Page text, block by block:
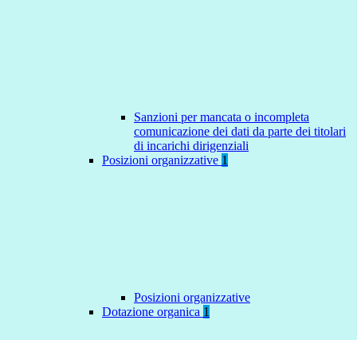
Sanzioni per mancata o incompleta
comunicazione dei dati da parte dei titolari
di incarichi dirigenziali
Posizioni organizzative 1
Posizioni organizzative
Dotazione organica 1